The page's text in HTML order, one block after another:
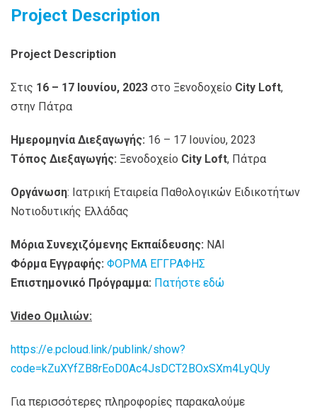
Project Description
Project Description
Στις 16 – 17 Ιουνίου, 2023 στο Ξενοδοχείο City Loft,
στην Πάτρα
Ημερομηνία Διεξαγωγής: 16 – 17 Ιουνίου, 2023
Τόπος Διεξαγωγής: Ξενοδοχείο City Loft, Πάτρα
Οργάνωση: Ιατρική Εταιρεία Παθολογικών Ειδικοτήτων
Νοτιοδυτικής Ελλάδας
Μόρια Συνεχιζόμενης Εκπαίδευσης: ΝΑΙ
Φόρμα Εγγραφής: ΦΟΡΜΑ ΕΓΓΡΑΦΗΣ
Επιστημονικό Πρόγραμμα: Πατήστε εδώ
Video Ομιλιών:
https://e.pcloud.link/publink/show?
code=kZuXYfZB8rEoD0Ac4JsDCT2BOxSXm4LyQUy
Για περισσότερες πληροφορίες παρακαλούμε